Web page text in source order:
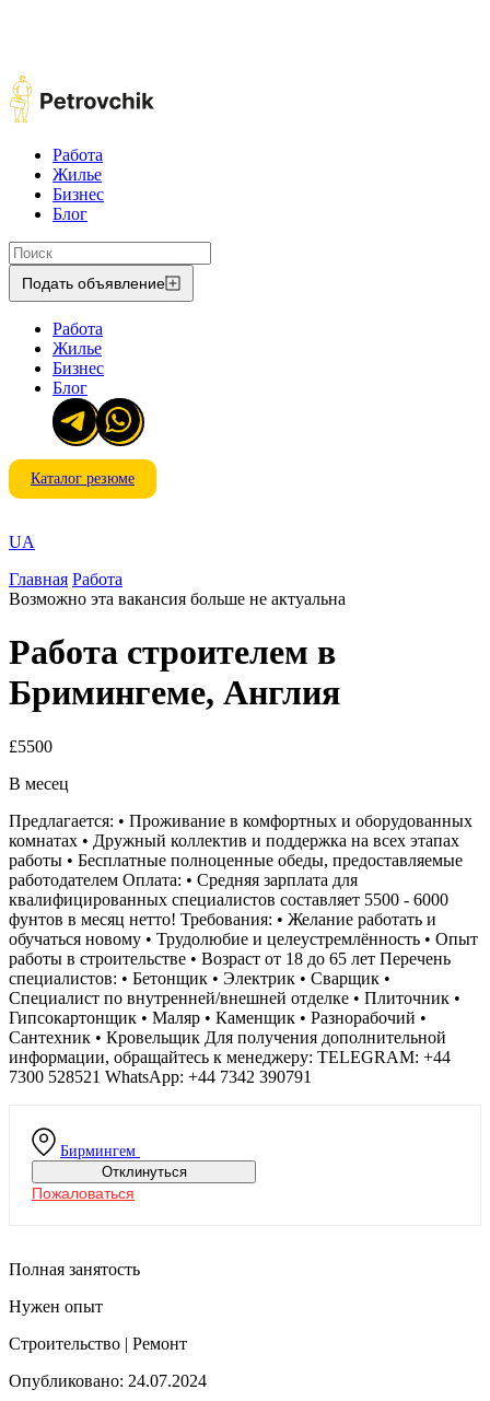
Работа
Жилье
Бизнес
Блог
Подать объявление
Работа
Жилье
Бизнес
Блог
Каталог резюме
UA
Главная Работа
Возможно эта вакансия больше не актуальна
Работа строителем в
Бримингеме, Англия
£5500
В месец
Бирмингем
Отклинуться
Пожаловаться
Предлагается: • Проживание в комфортных и оборудованных
комнатах • Дружный коллектив и поддержка на всех этапах
работы • Бесплатные полноценные обеды, предоставляемые
работодателем Оплата: • Средняя зарплата для
квалифицированных специалистов составляет 5500 - 6000
фунтов в месяц нетто! Требования: • Желание работать и
обучаться новому • Трудолюбие и целеустремлённость • Опыт
работы в строительстве • Возраст от 18 до 65 лет Перечень
специалистов: • Бетонщик • Электрик • Сварщик •
Специалист по внутренней/внешней отделке • Плиточник •
Гипсокартонщик • Маляр • Каменщик • Разнорабочий •
Сантехник • Кровельщик Для получения дополнительной
информации, обращайтесь к менеджеру: TELEGRAM: +44
7300 528521 WhatsApp: +44 7342 390791
Полная занятость
Нужен опыт
Строительство | Ремонт
Опубликовано: 24.07.2024